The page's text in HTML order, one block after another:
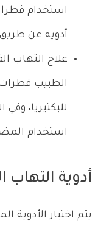
استخدام
أدوية عن
علاج التهاب
الطبيب
للبكتيريا،
استخدام
أدوية التهاب
يتم اختيار